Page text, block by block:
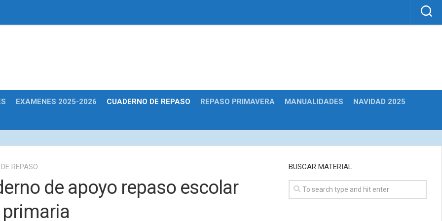
EXAMENES 2025-2026 CUADERNO DE REPASO REPASO PRIMAVERA MANUALIDADES
NAVIDAD 2025
REPASO
de apoyo repaso escolar
primaria
BUSCAR MATERIAL